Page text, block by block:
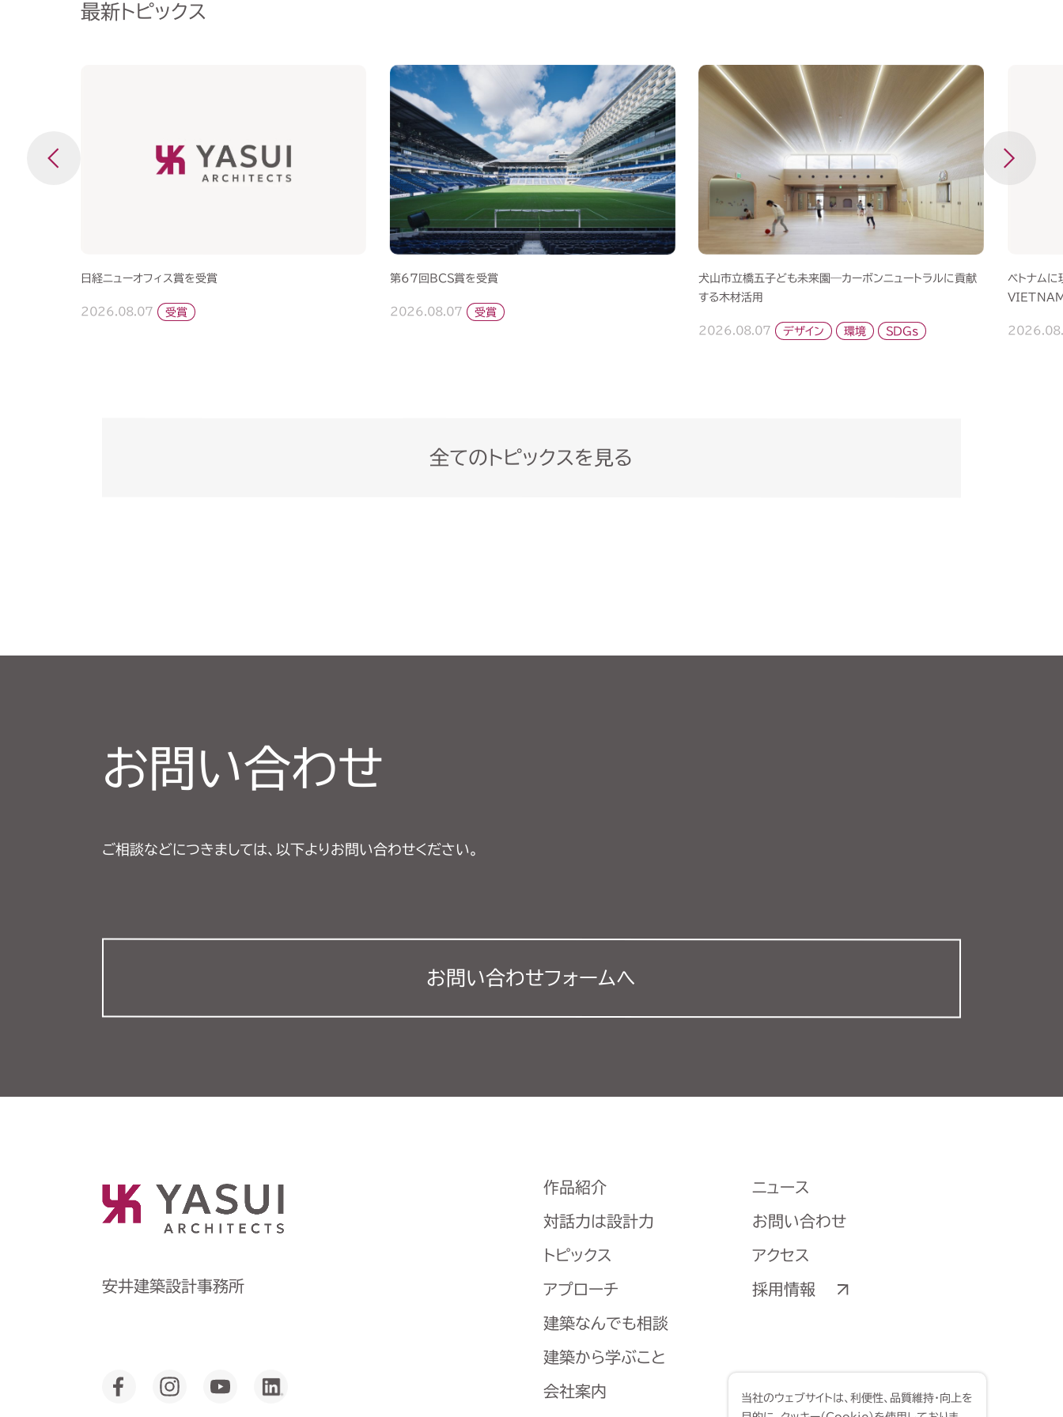
最新トピックス
日経ニューオフィス賞を受賞
2026.08.07 受賞
第67回BCS賞を受賞
2026.08.07 受賞
犬山市立橋五子ども未来園―カーボンニュートラルに貢献
する木材活用
2026.08.07 デザイン 環境 SDGs
ベトナム
全てのトピックスを見る
お問い合わせ
ご相談などにつきましては、以下よりお問い合わせください。
お問い合わせフォームへ
安井建築設計事務所
作品紹介
対話力は設計力
トピックス
アプローチ
建築なんでも相談
建築から学ぶこと
会社案内
ニュース
お問い合わせ
アクセス
採用情報
当社のウェブサイトは、利便性、品質維持・向上を